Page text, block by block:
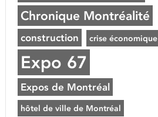
Chronique Montréalité
construction crise économique
Expo 67
Expos de Montréal
hôtel de ville de Montréal